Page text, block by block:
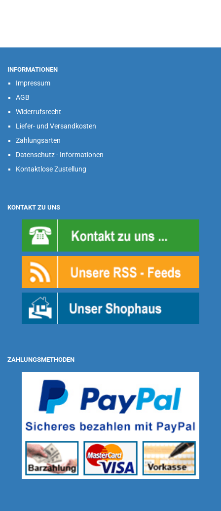
INFORMATIONEN
Impressum
AGB
Widerrufsrecht
Liefer- und Versandkosten
Zahlungsarten
Datenschutz - Informationen
Kontaktlose Zustellung
KONTAKT ZU UNS
ZAHLUNGSMETHODEN